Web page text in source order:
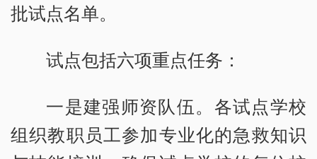
批试点名单。
试点包括六项重点任务：
一是建强师资队伍。各试点学校
组织教职员工参加专业化的急救知识